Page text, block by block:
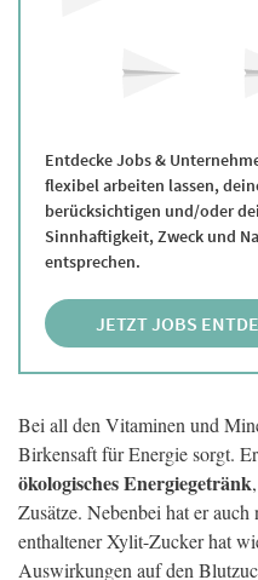
Entdecke Jobs &
flexibel arbeiten lassen,
berücksichtigen und/oder
Sinnhaftigkeit, Zweck und
entsprechen.
JETZT JOBS
Bei all den Vitaminen und
Birkensaft für Energie sorgt.
ökologisches Energiegetränk
Zusätze. Nebenbei hat er auch
enthaltener Xylit-Zucker hat
Auswirkungen auf den